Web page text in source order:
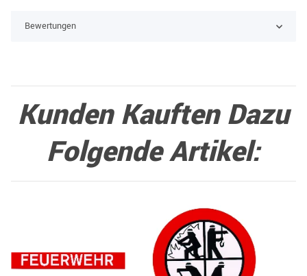
Bewertungen
Kunden Kauften Dazu
Folgende Artikel: